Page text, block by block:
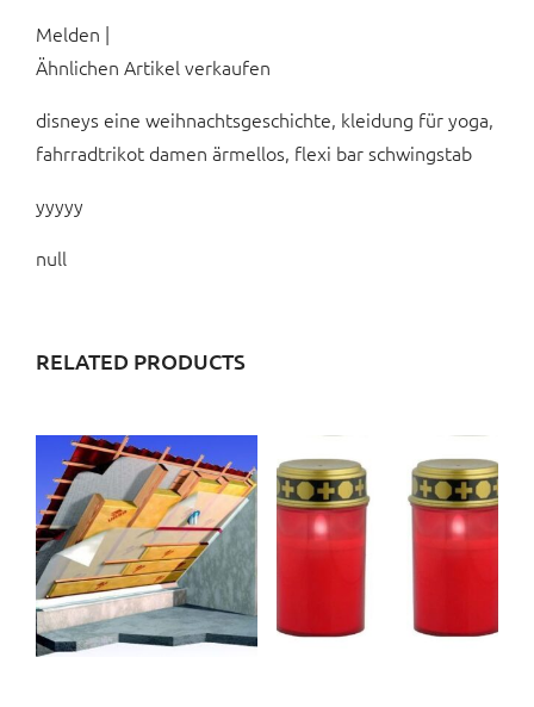
Melden |
Ähnlichen Artikel verkaufen
disneys eine weihnachtsgeschichte, kleidung für yoga,
fahrradtrikot damen ärmellos, flexi bar schwingstab
yyyyy
null
RELATED PRODUCTS